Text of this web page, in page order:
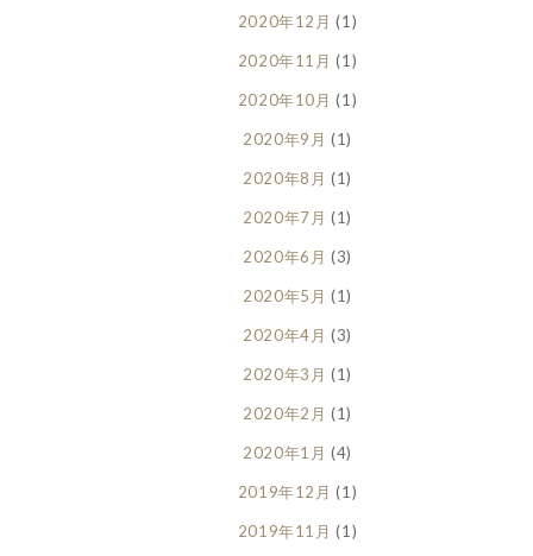
2020年12月 (1)
2020年11月 (1)
2020年10月 (1)
2020年9月 (1)
2020年8月 (1)
2020年7月 (1)
2020年6月 (3)
2020年5月 (1)
2020年4月 (3)
2020年3月 (1)
2020年2月 (1)
2020年1月 (4)
2019年12月 (1)
2019年11月 (1)